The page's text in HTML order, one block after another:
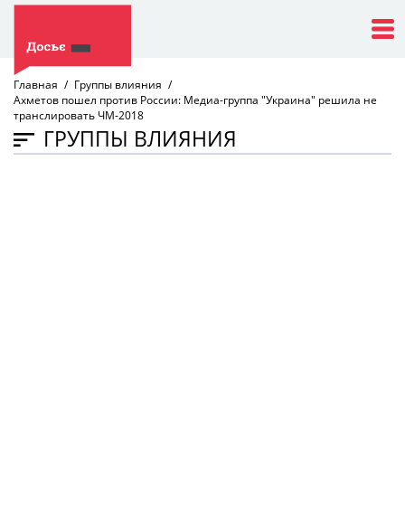
Главная
Группы влияния
Ахметов пошел против России: Медиа-группа "Украина" решила не
транслировать ЧМ-2018
ГРУППЫ ВЛИЯНИЯ